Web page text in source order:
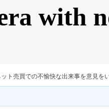
with
ット売買での不愉快な出来事を意見を